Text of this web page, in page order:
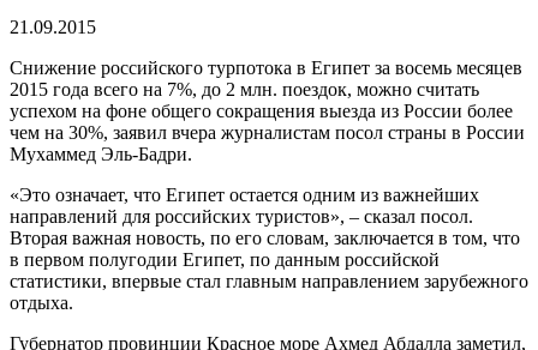
21.09.2015
Снижение российского турпотока в Египет за восемь месяцев
2015 года всего на 7%, до 2 млн. поездок, можно считать
успехом на фоне общего сокращения выезда из России более
чем на 30%, заявил вчера журналистам посол страны в России
Мухаммед Эль-Бадри.
«Это означает, что Египет остается одним из важнейших
направлений для российских туристов», – сказал посол.
Вторая важная новость, по его словам, заключается в том, что
в первом полугодии Египет, по данным российской
статистики, впервые стал главным направлением зарубежного
отдыха.
Губернатор провинции Красное море Ахмед Абдалла заметил,